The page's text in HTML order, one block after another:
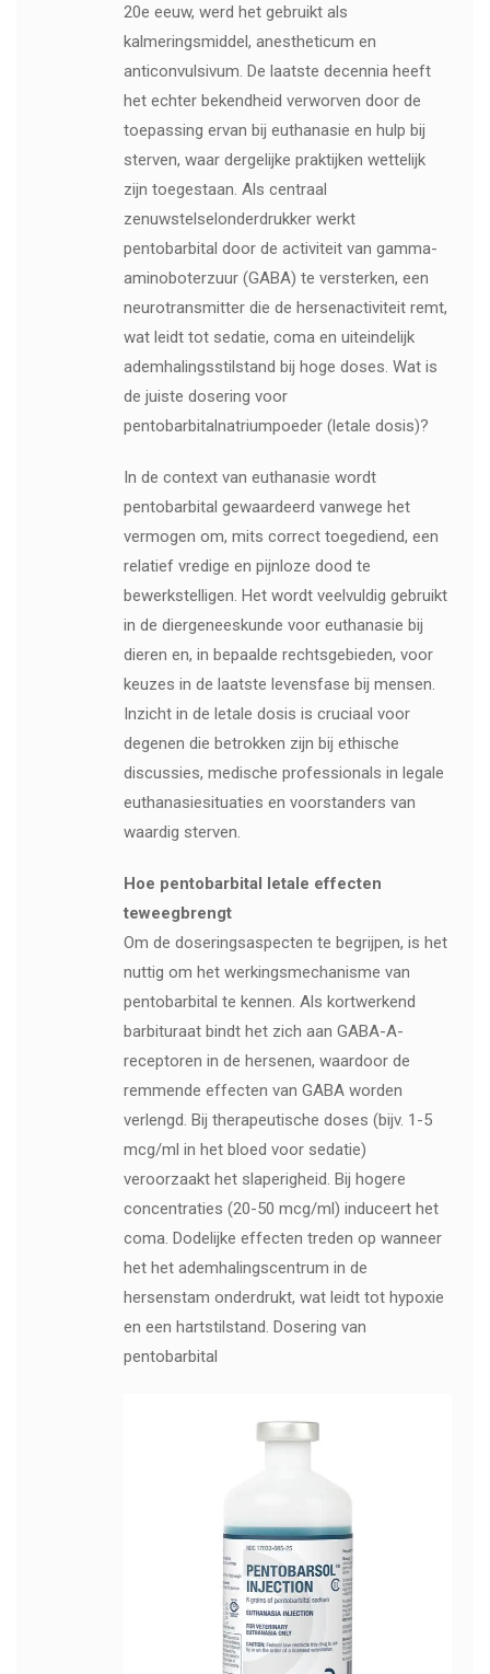
20e eeuw, werd het gebruikt als
kalmeringsmiddel, anestheticum en
anticonvulsivum. De laatste decennia heeft
het echter bekendheid verworven door de
toepassing ervan bij euthanasie en hulp bij
sterven, waar dergelijke praktijken wettelijk
zijn toegestaan. Als centraal
zenuwstelselonderdrukker werkt
pentobarbital door de activiteit van gamma-
aminoboterzuur (GABA) te versterken, een
neurotransmitter die de hersenactiviteit remt,
wat leidt tot sedatie, coma en uiteindelijk
ademhalingsstilstand bij hoge doses. Wat is
de juiste dosering voor
pentobarbitalnatriumpoeder (letale dosis)?
In de context van euthanasie wordt
pentobarbital gewaardeerd vanwege het
vermogen om, mits correct toegediend, een
relatief vredige en pijnloze dood te
bewerkstelligen. Het wordt veelvuldig gebruikt
in de diergeneeskunde voor euthanasie bij
dieren en, in bepaalde rechtsgebieden, voor
keuzes in de laatste levensfase bij mensen.
Inzicht in de letale dosis is cruciaal voor
degenen die betrokken zijn bij ethische
discussies, medische professionals in legale
euthanasiesituaties en voorstanders van
waardig sterven.
Hoe pentobarbital letale effecten
teweegbrengt
Om de doseringsaspecten te begrijpen, is het
nuttig om het werkingsmechanisme van
pentobarbital te kennen. Als kortwerkend
barbituraat bindt het zich aan GABA-A-
receptoren in de hersenen, waardoor de
remmende effecten van GABA worden
verlengd. Bij therapeutische doses (bijv. 1-5
mcg/ml in het bloed voor sedatie)
veroorzaakt het slaperigheid. Bij hogere
concentraties (20-50 mcg/ml) induceert het
coma. Dodelijke effecten treden op wanneer
het het ademhalingscentrum in de
hersenstam onderdrukt, wat leidt tot hypoxie
en een hartstilstand. Dosering van
pentobarbital